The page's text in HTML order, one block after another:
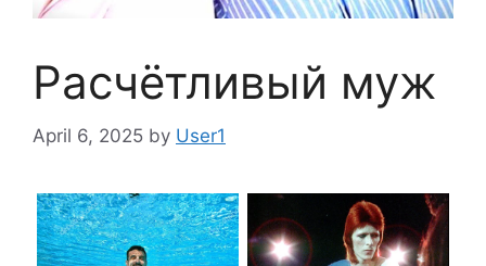
Расчётливый муж
April 6, 2025 by User1